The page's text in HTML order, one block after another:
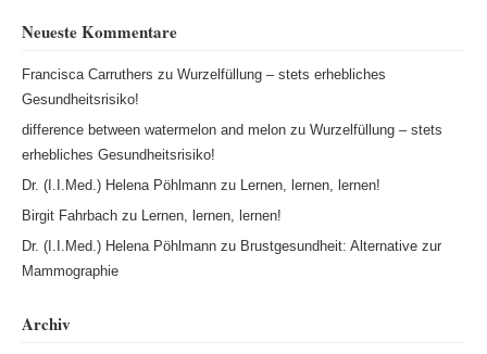
Neueste Kommentare
Francisca Carruthers zu Wurzelfüllung – stets erhebliches
Gesundheitsrisiko!
difference between watermelon and melonzu Wurzelfüllung – stets
erhebliches Gesundheitsrisiko!
Dr. (I.I.Med.) Helena Pöhlmannzu Lernen, lernen, lernen!
Birgit Fahrbachzu Lernen, lernen, lernen!
Dr. (I.I.Med.) Helena Pöhlmannzu Brustgesundheit: Alternative zur
Mammographie
Archiv